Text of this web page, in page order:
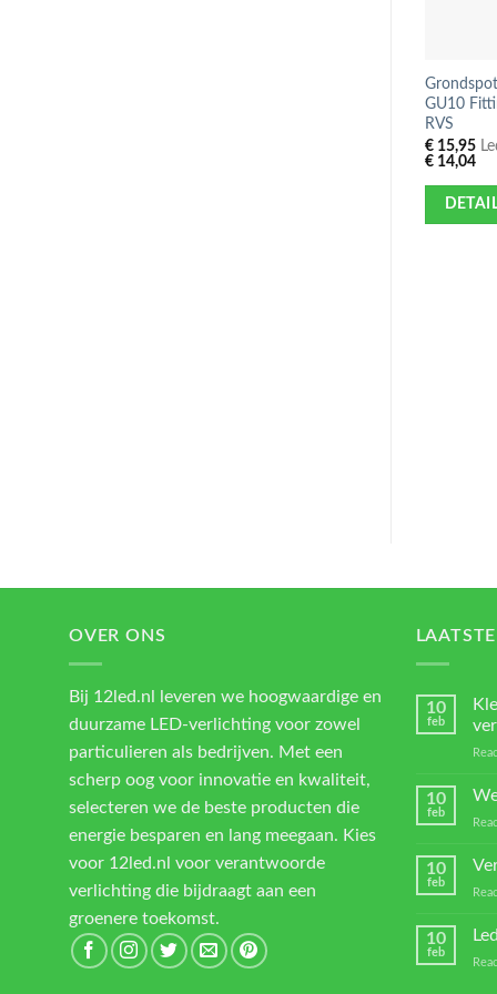
GU10
RVS
€15,95
€14,04
OVER ONS
Bij 12led.nl leveren we hoogwaardige en
duurzame LED-verlichting voor zowel
particulieren als bedrijven. Met een
scherp oog voor innovatie en kwaliteit,
selecteren we de beste producten die
energie besparen en lang meegaan. Kies
voor 12led.nl voor verantwoorde
verlichting die bijdraagt aan een
groenere toekomst.
10
feb
10
feb
10
feb
10
feb